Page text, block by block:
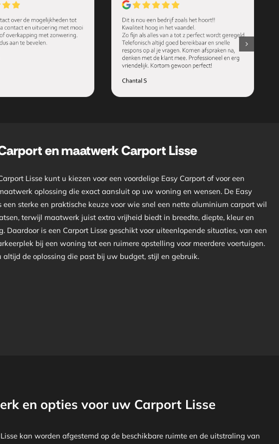
en maatwerk Carport Lisse
Lisse kunt u kiezen voor een voordelige Easy Carport of voor een
oplossing die exact aansluit op uw woning en wensen. De Easy
een sterke en praktische keuze voor wie snel een nette aluminium carport wil
terwijl maatwerk juist extra vrijheid biedt in breedte, diepte, kleur en
Daardoor is een Carport Lisse geschikt voor uiteenlopende situaties, van een
bij een woning tot een ruimere opstelling voor meerdere voertuigen.
altijd de oplossing die past bij uw budget, stijl en gebruik.
en opties voor uw Carport Lisse
kan worden afgestemd op de beschikbare ruimte en de uitstraling van